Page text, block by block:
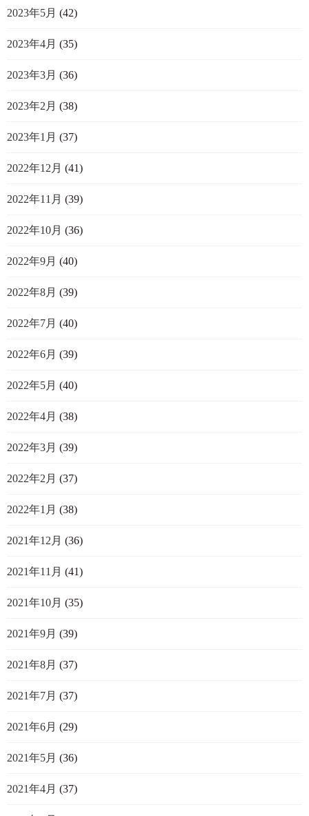
2023年5月 (42)
2023年4月 (35)
2023年3月 (36)
2023年2月 (38)
2023年1月 (37)
2022年12月 (41)
2022年11月 (39)
2022年10月 (36)
2022年9月 (40)
2022年8月 (39)
2022年7月 (40)
2022年6月 (39)
2022年5月 (40)
2022年4月 (38)
2022年3月 (39)
2022年2月 (37)
2022年1月 (38)
2021年12月 (36)
2021年11月 (41)
2021年10月 (35)
2021年9月 (39)
2021年8月 (37)
2021年7月 (37)
2021年6月 (29)
2021年5月 (36)
2021年4月 (37)